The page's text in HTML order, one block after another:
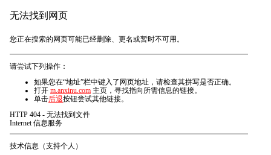
无法找到网页
您正在搜索的网页可能已经删除、更名或暂时不可用。
请尝试下列操作：
如果您在“地址”栏中键入了网页地址，请检查其拼写是否正确。
打开 m.anxinu.com 主页，寻找指向所需信息的链接。
单击后退按钮尝试其他链接。
HTTP 404 - 无法找到文件
Internet 信息服务
技术信息（支持个人）